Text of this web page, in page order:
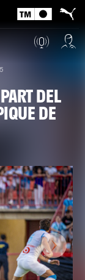
DEL
DE